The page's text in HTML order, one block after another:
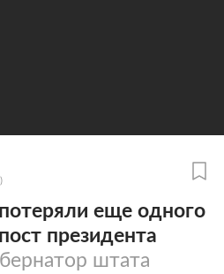
еще одного
президента
штата